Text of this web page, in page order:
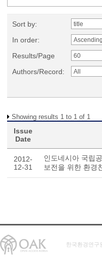
Sort by:
In order:
Results/Page
Authors/Record:
Showing results 1 to 1 of 1
Issue
Date
2012-
12-31
인도네시아 국립
보전을 위한 환경
한국환경연